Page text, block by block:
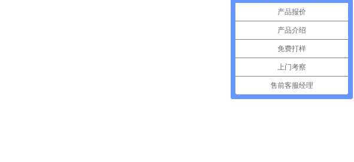
产品报价
产品介绍
免费打样
上门考察
售前客服经理